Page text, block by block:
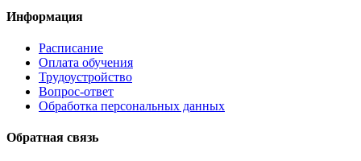
Информация
Расписание
Оплата обучения
Трудоустройство
Вопрос-ответ
Обработка персональных данных
Обратная связь